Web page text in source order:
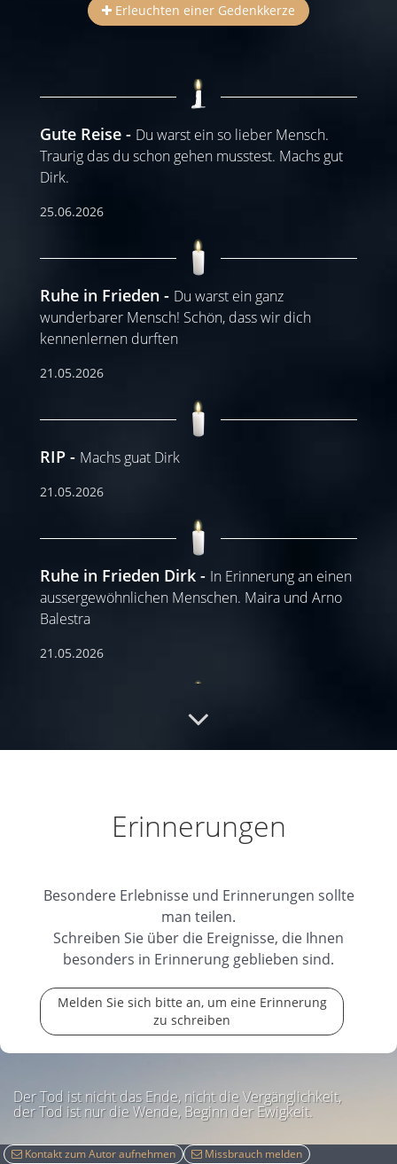
Erleuchten einer Gedenkkerze
Gute Reise
Du warst ein so lieber Mensch.
Traurig das du schon gehen musstest. Machs gut
Dirk.
25.06.2026
Ruhe in Frieden
Du warst ein ganz
wunderbarer Mensch! Schön, dass wir dich
kennenlernen durften
21.05.2026
RIP Machs guat Dirk
21.05.2026
Ruhe in Frieden Dirk
In Erinnerung an einen
aussergewöhnlichen Menschen. Maira und Arno
Balestra
21.05.2026
Erinnerungen
Besondere Erlebnisse und Erinnerungen sollte
man teilen.
Schreiben Sie über die Ereignisse, die Ihnen
besonders in Erinnerung geblieben sind.
Melden Sie sich bitte an, um eine Erinnerung
zu schreiben
Der Tod ist nicht das Ende, nicht die Vergänglichkeit,
der Tod ist nur die Wende, Beginn der Ewigkeit.
Kontakt zum Autor aufnehmen Missbrauch melden